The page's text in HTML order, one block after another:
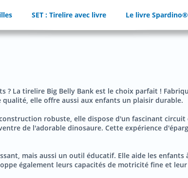
SET : Tirelire avec livre Le livre Spardino®
La tirelire Big Belly Bank est le choix parfait !
elle offre aussi aux enfants un plaisir durable.
robuste, elle dispose d'un fascinant
de l'adorable dinosaure. Cette expérience
mais aussi un outil éducatif. Elle aide les
également leurs capacités de motricité fine et